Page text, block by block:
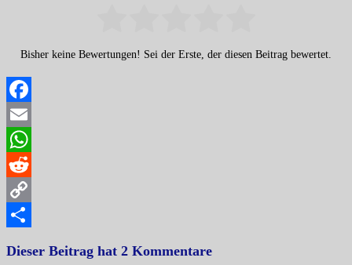
Bisher keine Bewertungen! Sei der Erste, der diesen Beitrag bewertet.
Facebook
Email
WhatsApp
Reddit
Copy
Dieser Beitrag hat 2 Kommentare